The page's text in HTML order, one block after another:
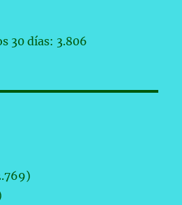
30 días: 3.806